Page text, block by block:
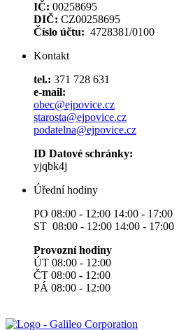
IČ: 00258695
DIČ: CZ00258695
Číslo účtu: 4728381/0100
Kontakt
tel.: 371 728 631
e-mail:
obec@ejpovice.cz
starosta@ejpovice.cz
podatelna@ejpovice.cz
ID Datové schránky:
yjqbk4j
Úřední hodiny
PO 08:00 - 12:00 14:00 - 17:00
ST 08:00 - 12:00 14:00 - 17:00
Provozní hodiny
ÚT 08:00 - 12:00
ČT 08:00 - 12:00
PÁ 08:00 - 12:00